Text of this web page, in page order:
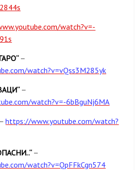
watch?v=-
–
watch?v=vQss3M285yk
–
watch?v=-6bBguNj6MA
–https://www.youtube.com/watch?
–
watch?v=QpFFkCgn574